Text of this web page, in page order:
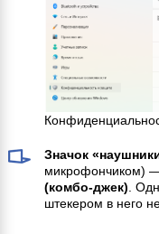
Значок
микрофончиком)
(комбо-джек).
штекером в него